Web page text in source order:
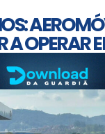
A OPERAR